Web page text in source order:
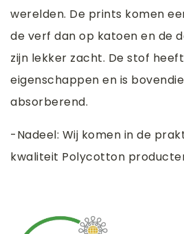
werelden. De prints komen
de verf dan op katoen en de
zijn lekker zacht. De stof
eigenschappen en is
absorberend.
-Nadeel: Wij komen in de
kwaliteit Polycotton